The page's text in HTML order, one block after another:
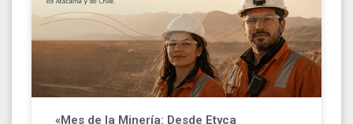
«Mes de la Minería: Desde Etyca